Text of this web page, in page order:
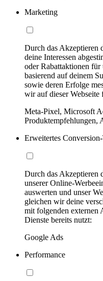
Marketing
Durch das Akzeptieren
deine Interessen
oder Rabattaktionen für
basierend auf deinem
sowie deren Erfolge
wir auf dieser Webseite
Meta-Pixel, Microsoft
Produktempfehlungen,
Erweitertes
Durch das Akzeptieren
unserer Online-
auswerten und unser
gleichen wir deine
mit folgenden externen
Dienste bereits nutzt:
Google Ads
Performance